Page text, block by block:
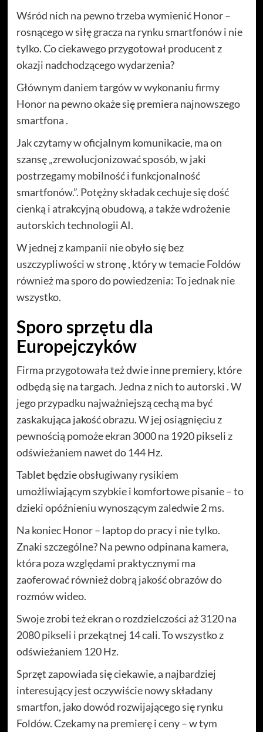
Wśród nich na pewno trzeba wymienić Honor –
rosnącego w siłę gracza na rynku smartfonów i nie
tylko. Co ciekawego przygotował producent z
okazji nadchodzącego wydarzenia?
Głównym daniem targów w wykonaniu firmy
Honor na pewno okaże się premiera najnowszego
smartfona .
Jak czytamy w oficjalnym komunikacie, ma on
szansę „zrewolucjonizować sposób, w jaki
postrzegamy mobilność i funkcjonalność
smartfonów.”. Potężny składak cechuje się dość
cienką i atrakcyjną obudową, a także wdrożenie
autorskich technologii AI.
W jednej z kampanii nie obyło się bez
uszczypliwości w stronę , który w temacie Foldów
również ma sporo do powiedzenia: To jednak nie
wszystko.
Sporo sprzętu dla
Europejczyków
Firma przygotowała też dwie inne premiery, które
odbędą się na targach. Jedna z nich to autorski . W
jego przypadku najważniejszą cechą ma być
zaskakująca jakość obrazu. W jej osiągnięciu z
pewnością pomoże ekran 3000 na 1920 pikseli z
odświeżaniem nawet do 144 Hz.
Tablet będzie obsługiwany rysikiem
umożliwiającym szybkie i komfortowe pisanie – to
dzieki opóźnieniu wynoszącym zaledwie 2 ms.
Na koniec Honor – laptop do pracy i nie tylko.
Znaki szczególne? Na pewno odpinana kamera,
która poza względami praktycznymi ma
zaoferować również dobrą jakość obrazów do
rozmów wideo.
Swoje zrobi też ekran o rozdzielczości aż 3120 na
2080 pikseli i przekątnej 14 cali. To wszystko z
odświeżaniem 120 Hz.
Sprzęt zapowiada się ciekawie, a najbardziej
interesujący jest oczywiście nowy składany
smartfon, jako dowód rozwijającego się rynku
Foldów. Czekamy na premierę i ceny – w tym